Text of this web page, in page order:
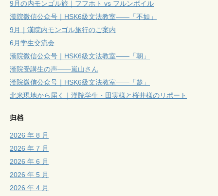
9月の内モンゴル旅｜フフホト vs フルンボイル
漢院微信公众号｜HSK6級文法教室——「不如」
9月｜漢院内モンゴル旅行のご案内
6月学生交流会
漢院微信公众号｜HSK6級文法教室——「朝」
漢院受講生の声——嵐山さん
漢院微信公众号｜HSK6級文法教室——「趁」
北米現地から届く｜漢院学生・田実様と桜井様のリポート
归档
2026 年 8 月
2026 年 7 月
2026 年 6 月
2026 年 5 月
2026 年 4 月